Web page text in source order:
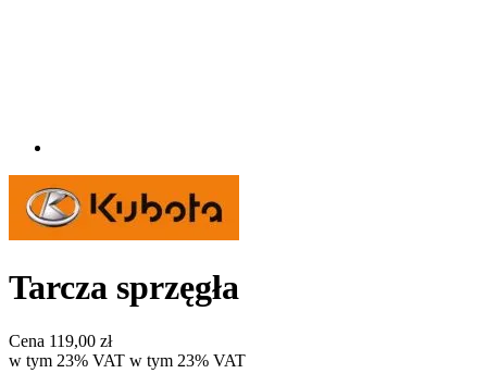
Tarcza sprzęgła
Cena 119,00 zł
w tym 23% VAT w tym 23% VAT